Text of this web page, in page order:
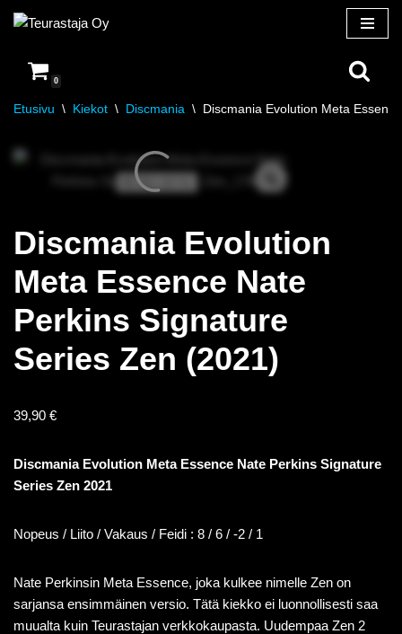
suoraan
sisältöön
0
Etusivu \ Kiekot \ Discmania \ Discmania Evolution Meta
8 / 6 / -2 / 1
Discmania Evolution
Meta Essence Nate
Perkins Signature
Series Zen (2021)
39,90 €
Discmania Evolution Meta Essence Nate Perkins Signature
Series Zen 2021
Nopeus / Liito / Vakaus / Feidi : 8 / 6 / -2 / 1
Nate Perkinsin Meta Essence, joka kulkee nimelle Zen on
sarjansa ensimmäinen versio. Tätä kiekko ei luonnollisesti saa
muualta kuin Teurastajan verkkokaupasta. Uudempaa Zen 2